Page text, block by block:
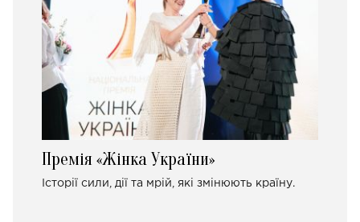
Премія «Жінка України»
Історії сили, дії та мрій, які змінюють країну.